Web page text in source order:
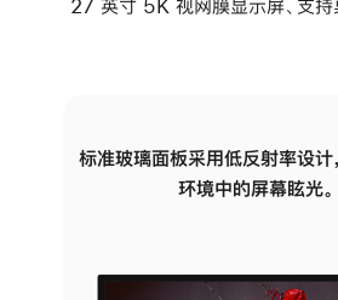
27 英寸 5K 视网膜显示屏、支
标准玻璃面板采用低反射率设计
环境中的屏幕眩光。